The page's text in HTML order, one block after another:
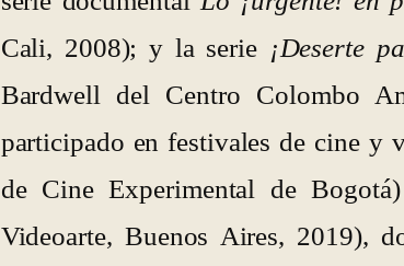
Cali, 2008); y la serie ¡Deserte
Bardwell del Centro Colombo
participado en festivales de cine y
de Cine Experimental de
Videoarte, Buenos Aires, 2019),